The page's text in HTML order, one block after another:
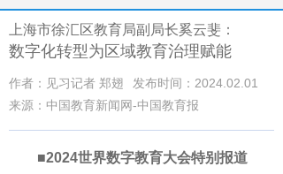
上海市徐汇区教育局副局长奚云斐：
数字化转型为区域教育治理赋能
作者：见习记者 郑翅
发布时间：2024.02.01
来源：中国教育新闻网-中国教育报
■2024世界数字教育大会特别报道